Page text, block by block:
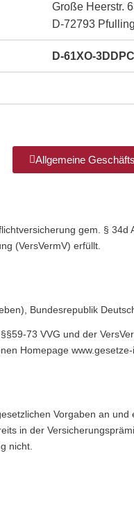
Große Heerstr.
D-72793
D-61XO-
Allgemeine
gem. §
(VersVermV) erfüllt.
Bundesrepublik
73 VVG und der
Homepage
Vorgaben an
in der
nicht.